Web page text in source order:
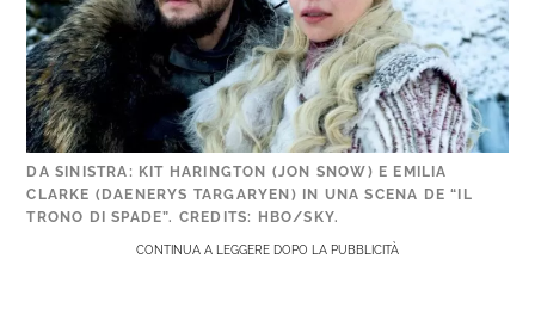
DA SINISTRA: KIT HARINGTON (JON SNOW) E EMILIA
CLARKE (DAENERYS TARGARYEN) IN UNA SCENA DE “IL
TRONO DI SPADE”. CREDITS: HBO/SKY.
CONTINUA A LEGGERE DOPO LA PUBBLICITÀ